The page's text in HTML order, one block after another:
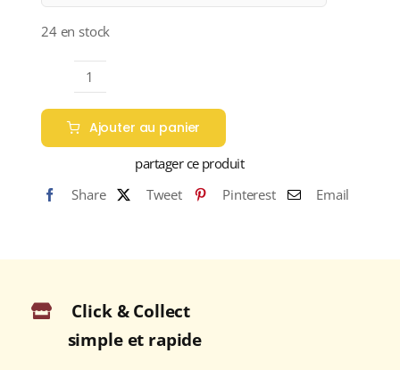
24 en stock
quantité
de
Château
Dereszla
"Napos"
Appellation
demi-
2015
Bouteille
75cl
Ajouter au panier
partager ce produit
Share
Tweet Pinterest Email
Click & Collect
simple et rapide